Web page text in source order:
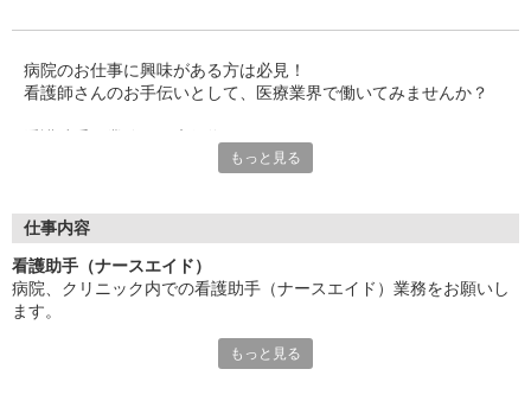
病院のお仕事に興味がある方は必見！
看護師さんのお手伝いとして、医療業界で働いてみませんか？
無資格からスタート可能です。
お仕事探しのときはもちろん、就業後にも万全のフォロー体制あ
り！
あなたの新たな挑戦を全力でサポートします。
もっと見る
仕事内容
看護助手（ナースエイド）
病院、クリニック内での看護助手（ナースエイド）業務をお願いし
ます。
もっと見る